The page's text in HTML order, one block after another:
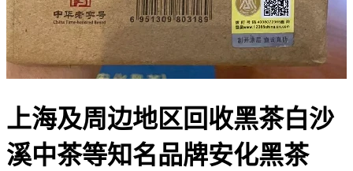
上海及周边地区回收黑茶白沙
溪中茶等知名品牌安化黑茶